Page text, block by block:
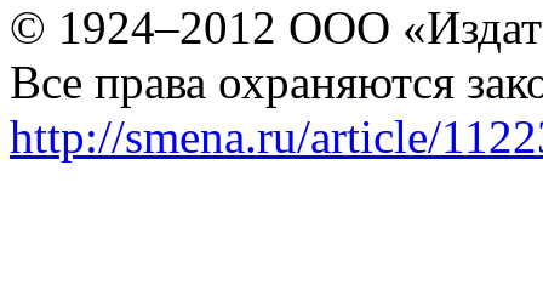
© 1924–2012 ООО
Все права охраняются
http://smena.ru/article/